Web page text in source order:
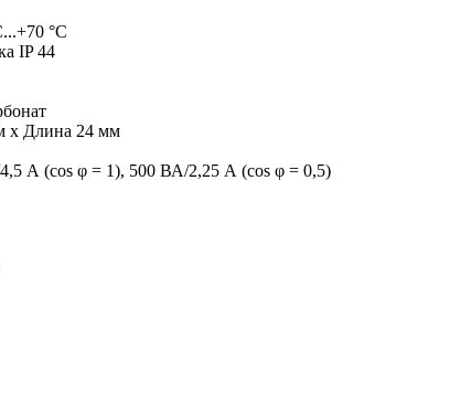
°C
IP 44
x Длина 24 мм
А (cos φ = 1), 500 ВА/2,25 А (cos φ = 0,5)